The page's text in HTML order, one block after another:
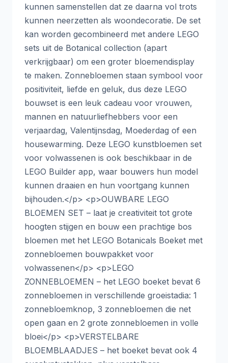
kunnen samenstellen dat ze daarna vol trots
kunnen neerzetten als woondecoratie. De set
kan worden gecombineerd met andere LEGO
sets uit de Botanical collection (apart
verkrijgbaar) om een groter bloemendisplay
te maken. Zonnebloemen staan symbool voor
positiviteit, liefde en geluk, dus deze LEGO
bouwset is een leuk cadeau voor vrouwen,
mannen en natuurliefhebbers voor een
verjaardag, Valentijnsdag, Moederdag of een
housewarming. Deze LEGO kunstbloemen set
voor volwassenen is ook beschikbaar in de
LEGO Builder app, waar bouwers hun model
kunnen draaien en hun voortgang kunnen
bijhouden.</p> <p>OUWBARE LEGO
BLOEMEN SET – laat je creativiteit tot grote
hoogten stijgen en bouw een prachtige bos
bloemen met het LEGO Botanicals Boeket met
zonnebloemen bouwpakket voor
volwassenen</p> <p>LEGO
ZONNEBLOEMEN – het LEGO boeket bevat 6
zonnebloemen in verschillende groeistadia: 1
zonnebloemknop, 3 zonnebloemen die net
open gaan en 2 grote zonnebloemen in volle
bloei</p> <p>VERSTELBARE
BLOEMBLAADJES – het boeket bevat ook 4